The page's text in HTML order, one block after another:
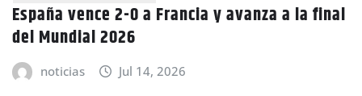
España vence 2-0 a Francia y avanza a la final
del Mundial 2026
noticias Jul 14, 2026